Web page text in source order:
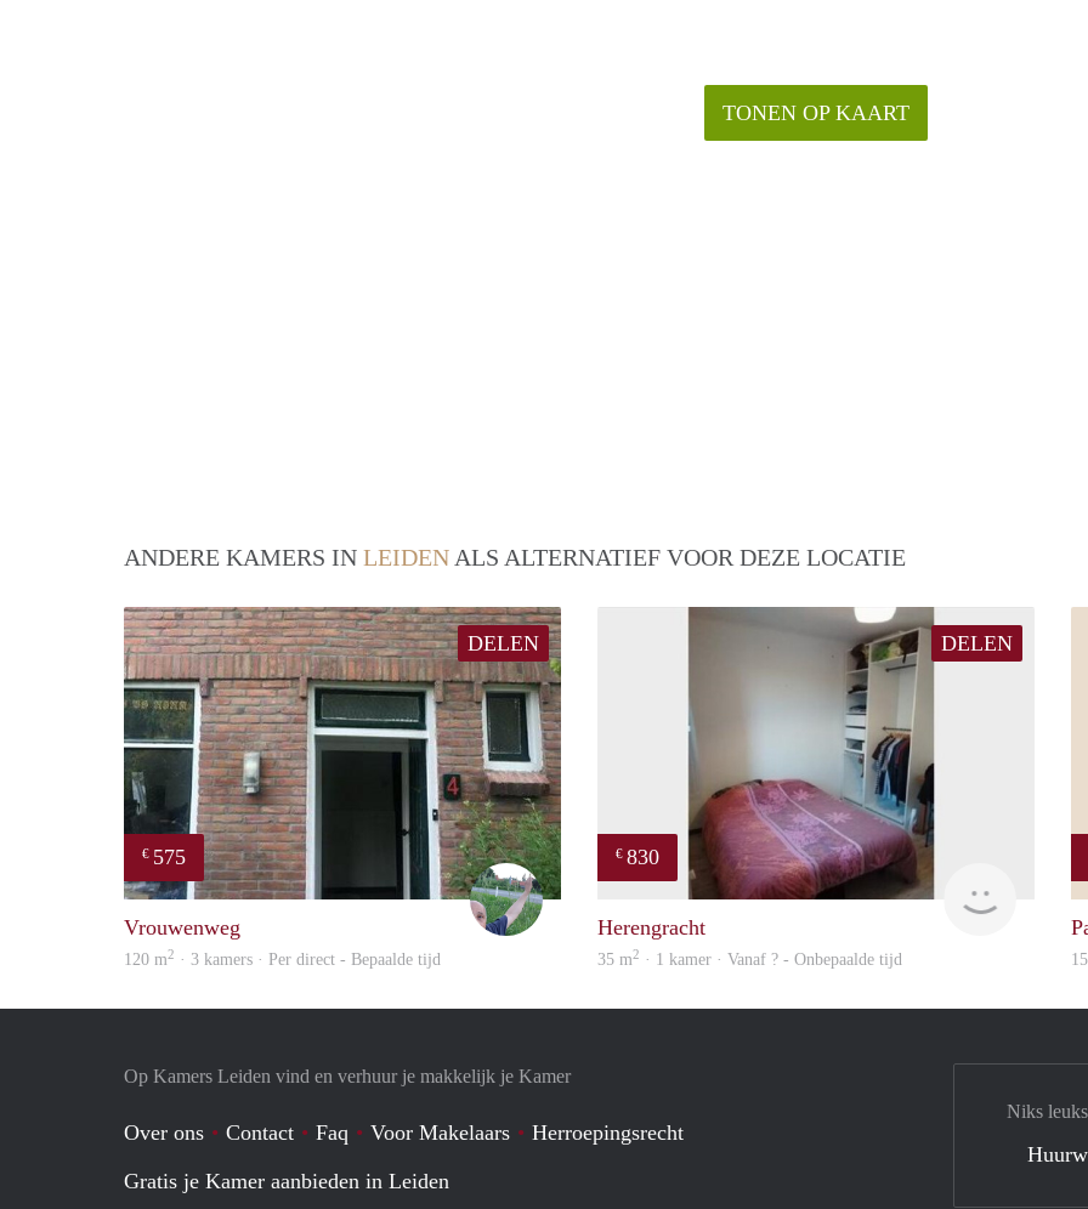
TONEN OP KAART
ANDERE KAMERS IN LEIDEN ALS ALTERNATIEF VOOR DEZE LOCATIE
DELEN
€ 575
S.S.
Vrouwenweg
120 m2 · 3 kamers · Per direct - Bepaalde tijd
DELEN
€ 830
Herengracht
35 m2 · 1 kamer · Vanaf ? - Onbepaalde tijd
Op Kamers Leiden vind en verhuur je makkelijk je Kamer
Over ons Contact Faq Voor Makelaars
Herroepingsrecht
Gratis je Kamer aanbieden in Leiden
Niks